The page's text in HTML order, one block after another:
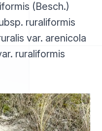
(Besch.)
ruraliformis
var. arenicola
ruraliformis